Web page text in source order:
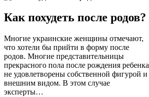
Как похудеть после родов?
Многие украинские женщины отмечают,
что хотели бы прийти в форму после
родов. Многие представительницы
прекрасного пола после рождения ребенка
не удовлетворены собственной фигурой и
внешним видом. В этом случае
эксперты…